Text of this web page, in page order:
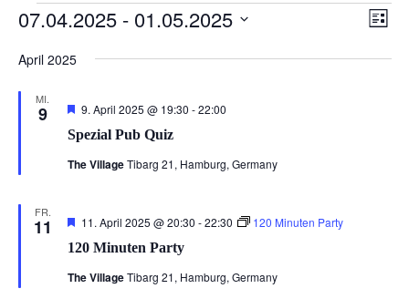
Veranstaltungen Liste
07.04.2025 - 01.05.2025
wählen.
April 2025
MI.
9
Spezial Pub Quiz
Hervorgehoben
9. April 2025 @ 19:30 -22:00
The VillageTibarg 21, Hamburg, Germany
FR.
11
120 Minuten Party
Hervorgehoben
11. April 2025 @ 20:30 -22:30 120 Minuten Party
The VillageTibarg 21, Hamburg, Germany